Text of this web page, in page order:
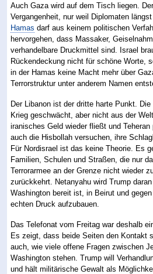
Auch Gaza wird auf dem Tisch liegen.
Vergangenheit, nur weil Diplomaten
Hamas darf aus keinem politischen
hervorgehen, dass Massaker,
verhandelbare Druckmittel sind. Israel
Rückendeckung nicht für schöne Worte,
in der Hamas keine Macht mehr über
Terrorstruktur unter anderem Namen
Der Libanon ist der dritte harte Punkt.
Krieg geschwächt, aber nicht aus der
iranisches Geld wieder fließt und
auch die Hisbollah versuchen, ihre
Für Nordisrael ist das keine Theorie. Es
Familien, Schulen und Straßen, die nur
Terrorarmee an der Grenze nicht wieder
zurückkehrt. Netanyahu wird Trump
Washington bereit ist, in Beirut und
echten Druck aufzubauen.
Das Telefonat vom Freitag war deshalb
Es zeigt, dass beide Seiten den Kontakt
auch, wie viele offene Fragen zwischen
Washington stehen. Trump will
und hält militärische Gewalt als